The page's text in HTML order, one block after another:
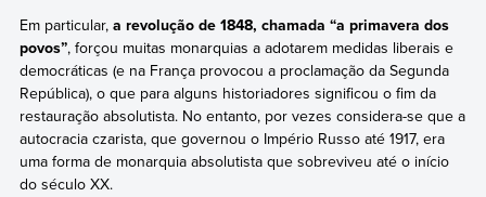
Em particular, a revolução de 1848, chamada “a primavera dos
povos”, forçou muitas monarquias a adotarem medidas liberais e
democráticas (e na França provocou a proclamação da Segunda
República), o que para alguns historiadores significou o fim da
restauração absolutista. No entanto, por vezes considera-se que a
autocracia czarista, que governou o Império Russo até 1917, era
uma forma de monarquia absolutista que sobreviveu até o início
do século XX.